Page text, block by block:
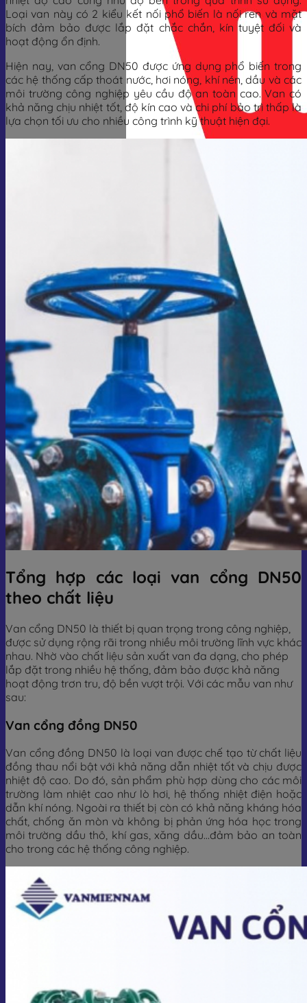
Loại van này có 2 kiểu kết nối phổ biến là nối ren và mặt
bích đảm bảo được lắp đặt chắc chắn, kín tuyệt đối và
hoạt động ổn định.
Hiện nay, van cổng DN50 được ứng dụng phổ biến trong
các hệ thống cấp thoát nước, hơi nóng, khí nén, dầu và các
môi trường công nghiệp yêu cầu độ an toàn cao. Van có
khả năng chịu nhiệt tốt, độ kín cao và chi phí bảo trì thấp là
lựa chọn tối ưu cho nhiều công trình kỹ thuật hiện đại.
Tổng hợp các loại van cổng DN50
theo chất liệu
Van cổng DN50 là thiết bị quan trọng trong công nghiệp,
được sử dụng rộng rãi trong nhiều môi trường lĩnh vực khác
nhau. Nhờ vào chất liệu sản xuất van đa dạng, cho phép
lắp đặt trong nhiều hệ thống, đảm bảo được khả năng
hoạt động trơn tru, độ bền vượt trội. Với các mẫu van như
sau:
Van cổng đồng DN50
Van cổng đồng DN50 là loại van được chế tạo từ chất liệu
đồng thau nổi bật với khả năng dẫn nhiệt tốt và chịu được
nhiệt độ cao. Do đó, sản phẩm phù hợp dùng cho các môi
trường làm nhiệt cao như lò hơi, hệ thống nhiệt điện hoặc
dẫn khí nóng. Ngoài ra thiết bị còn có khả năng kháng hóa
chất, chống ăn mòn và không bị phản ứng hóa học trong
môi trường dầu thô, khí gas, xăng dầu…đảm bảo an toàn
cho trong các hệ thống công nghiệp.